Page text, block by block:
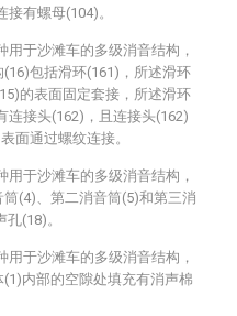
有螺母(104)。
用于沙滩车的多级消音结构，
包括滑环(161)，所述滑环
的表面固定套接，所述滑环
连接头(162)，且连接头(162)
面通过螺纹连接。
用于沙滩车的多级消音结构，
(4)、第二消音筒(5)和第三消
(18)。
用于沙滩车的多级消音结构，
内部的空隙处填充有消声棉